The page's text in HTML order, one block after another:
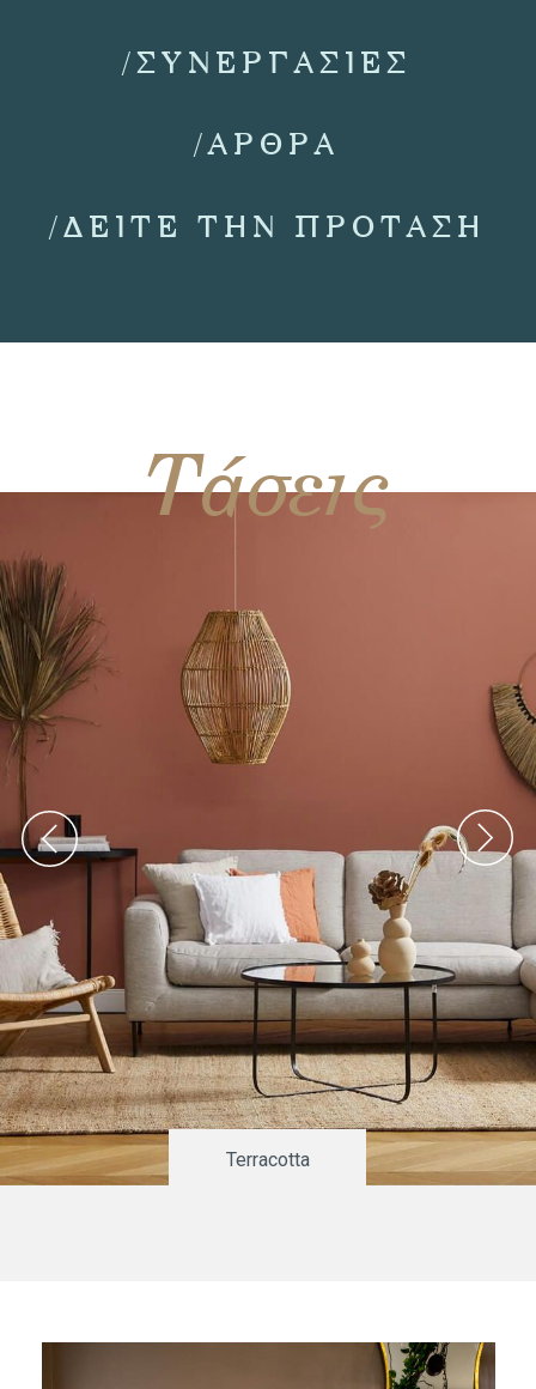
/ΣΥΝΕΡΓΑΣΙΕΣ
/ΑΡΘΡΑ
/ΔΕΙΤΕ ΤΗΝ ΠΡΟΤΑΣΗ
Τάσεις
Terracotta